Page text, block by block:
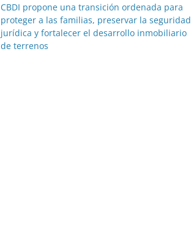
CBDI propone una transición ordenada para
proteger a las familias, preservar la seguridad
jurídica y fortalecer el desarrollo inmobiliario
de terrenos